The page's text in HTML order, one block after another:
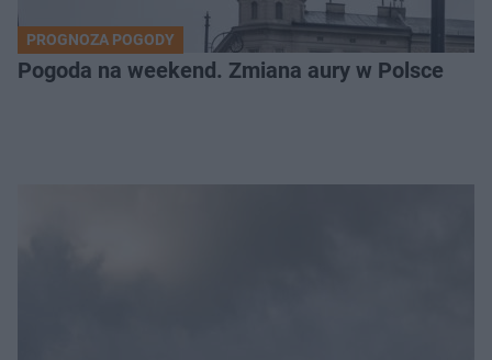
PROGNOZA POGODY
Pogoda na weekend. Zmiana aury w Polsce